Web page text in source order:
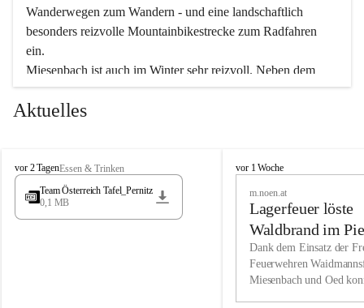
Wanderwegen zum Wandern - und eine landschaftlich
besonders reizvolle Mountainbikestrecke zum Radfahren
ein.
Miesenbach ist auch im Winter sehr reizvoll. Neben dem
Eisstockschießen gibt es auf dem nahe gelegenen Unterberg
wunderschöne Naturschneepisten, die zum Schifahren oder
vielfältige Angebot unserer Kulturvereine.
Überzeugen Sie sich selbst, dass Sie in Miesenbach sowie
in den Beherbergungsbetrieben, Gaststätten und urigen
Wir kennen Miesenbach als lebens- und liebenswerten Ort.
Tradition und Innovation werden ebenso groß geschrieben
Aktuelles
M
i
s
vor 2 TagenEssen & Trinken
Team Österreich Tafel_Pernitz
0,1 MB
M
h
vor 1 Woche
m.noen.at
Lagerfeuer löste
Waldbrand im
aus
Dank dem Einsatz der
Feuerwehren
Miesenbach und Oed